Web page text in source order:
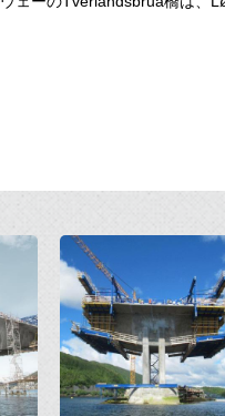
Open